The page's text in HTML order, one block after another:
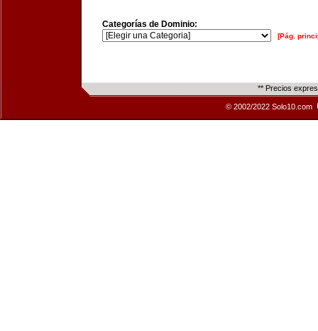
Categorías de Dominio:
[Pág.
** Precios
© 2002/2022 Solo10.com